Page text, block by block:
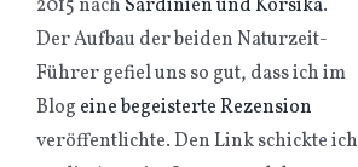
2015 nach Sardinien und Korsika.
Der Aufbau der beiden Naturzeit-
Führer gefiel uns so gut, dass ich im
Blog eine begeisterte Rezension
veröffentlichte. Den Link schickte ich